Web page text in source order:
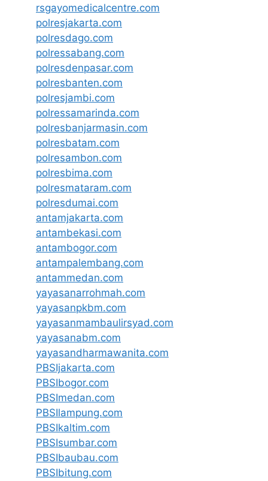
rsgayomedicalcentre.com
polresjakarta.com
polresdago.com
polressabang.com
polresdenpasar.com
polresbanten.com
polresjambi.com
polressamarinda.com
polresbanjarmasin.com
polresbatam.com
polresambon.com
polresbima.com
polresmataram.com
polresdumai.com
antamjakarta.com
antambekasi.com
antambogor.com
antampalembang.com
antammedan.com
yayasanarrohmah.com
yayasanpkbm.com
yayasanmambaulirsyad.com
yayasanabm.com
yayasandharmawanita.com
PBSIjakarta.com
PBSIbogor.com
PBSImedan.com
PBSIlampung.com
PBSIkaltim.com
PBSIsumbar.com
PBSIbaubau.com
PBSIbitung.com